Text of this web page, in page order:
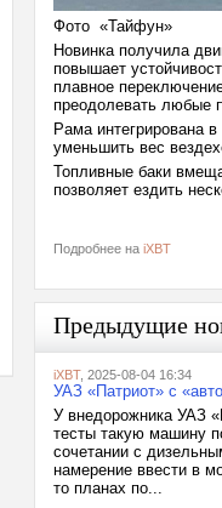
Фото «Тайфун»
Новинка получила
повышает
плавное
преодолевать любые
Рама интегрирована
уменьшить вес
Топливные баки
позволяет ездить
Подробнее на iXBT
Предыдущие
iXBT, 2025-08-04 16:34
УАЗ «Патриот» с
У внедорожника УАЗ
тесты такую машину
сочетании с
намерение ввести в
то планах по...